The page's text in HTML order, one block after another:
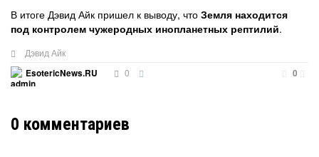
В итоге Дэвид Айк пришел к выводу, что Земля находится
под контролем чужеродных инопланетных рептилий.
Дэвид Айк
EsotericNews.RU
0 0
0 комментариев